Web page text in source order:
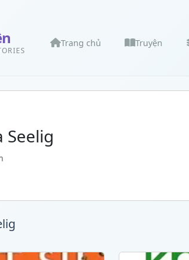
Trang chủ Truyện
Seelig